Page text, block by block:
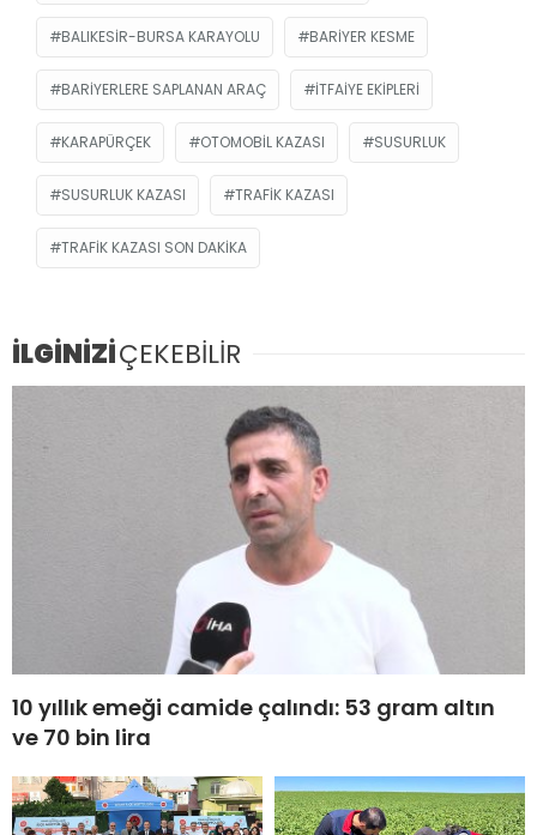
BALIKESIR-BURSA KARAYOLU BARIYER KESME
BARIYERLERE SAPLANAN ARAÇ ITFAIYE EKIPLERI
KARAPÜRÇEK OTOMOBIL KAZASI SUSURLUK
SUSURLUK KAZASI TRAFIK KAZASI
TRAFIK KAZASI SON DAKIKA
İLGİNİZİÇEKEBİLİR
10 yıllık emeği camide çalındı: 53 gram altın
ve 70 bin lira